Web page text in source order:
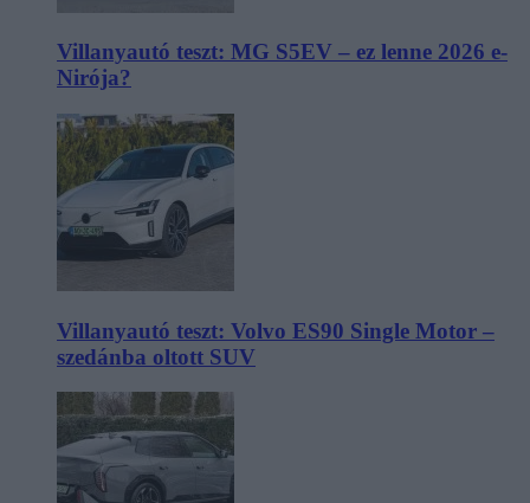
Villanyautó teszt: MG S5EV – ez lenne 2026 e-
Nirója?
Villanyautó teszt: Volvo ES90 Single Motor –
szedánba oltott SUV